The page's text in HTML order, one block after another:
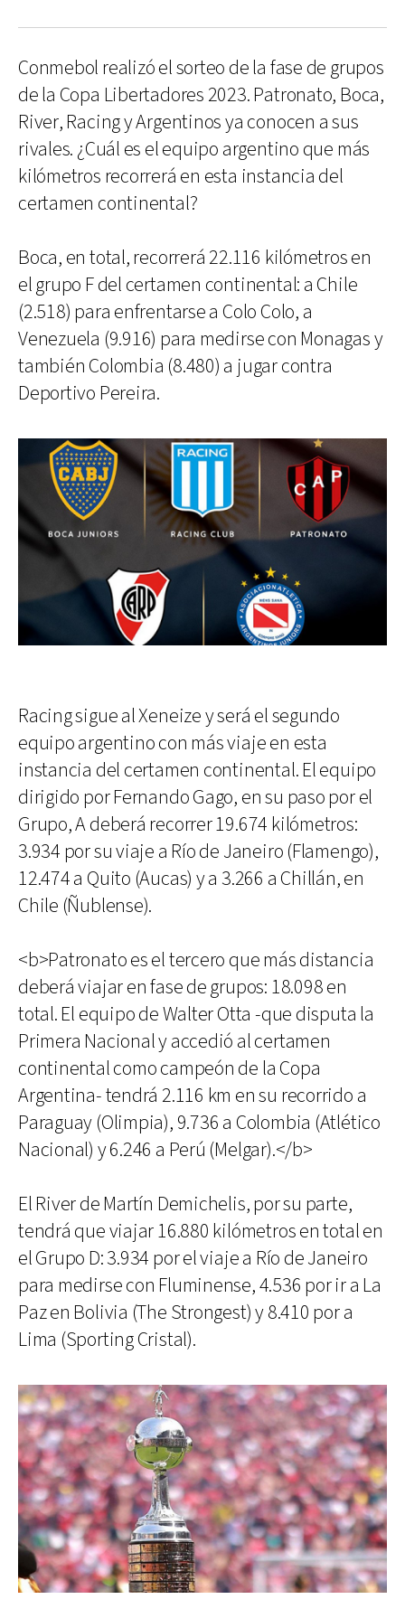
Conmebol realizó el sorteo de la fase de grupos
de la Copa Libertadores 2023. Patronato, Boca,
River, Racing y Argentinos ya conocen a sus
rivales. ¿Cuál es el equipo argentino que más
kilómetros recorrerá en esta instancia del
certamen continental?
Boca, en total, recorrerá 22.116 kilómetros en
el grupo F del certamen continental: a Chile
(2.518) para enfrentarse a Colo Colo, a
Venezuela (9.916) para medirse con Monagas y
también Colombia (8.480) a jugar contra
Deportivo Pereira.
Racing sigue al Xeneize y será el segundo
equipo argentino con más viaje en esta
instancia del certamen continental. El equipo
dirigido por Fernando Gago, en su paso por el
Grupo, A deberá recorrer 19.674 kilómetros:
3.934 por su viaje a Río de Janeiro (Flamengo),
12.474 a Quito (Aucas) y a 3.266 a Chillán, en
Chile (Ñublense).
<b>Patronato es el tercero que más distancia
deberá viajar en fase de grupos: 18.098 en
total. El equipo de Walter Otta -que disputa la
Primera Nacional y accedió al certamen
continental como campeón de la Copa
Argentina- tendrá 2.116 km en su recorrido a
Paraguay (Olimpia), 9.736 a Colombia (Atlético
Nacional) y 6.246 a Perú (Melgar).</b>
El River de Martín Demichelis, por su parte,
tendrá que viajar 16.880 kilómetros en total en
el Grupo D: 3.934 por el viaje a Río de Janeiro
para medirse con Fluminense, 4.536 por ir a La
Paz en Bolivia (The Strongest) y 8.410 por a
Lima (Sporting Cristal).